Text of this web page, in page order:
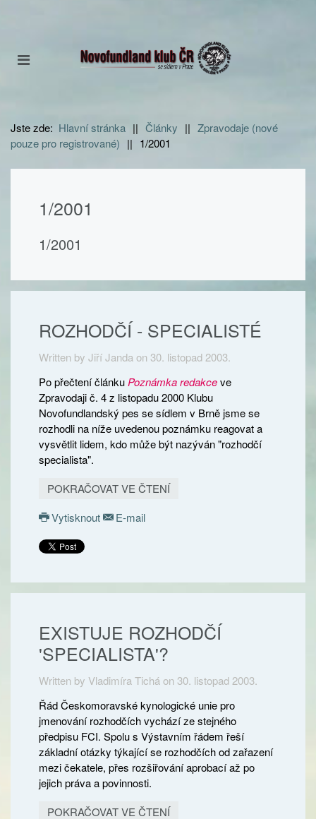
Jste zde: Hlavní stránka || Články || Zpravodaje (nové
pouze pro registrované) || 1/2001
1/2001
1/2001
ROZHODČÍ - SPECIALISTÉ
Written by Jiří Janda on 30. listopad 2003.
Po přečtení článku Poznámka redakceve
Zpravodaji č. 4 z listopadu 2000 Klubu
Novofundlandský pes se sídlem v Brně jsme se
rozhodli na níže uvedenou poznámku reagovat a
vysvětlit lidem, kdo může být nazýván "rozhodčí
specialista".
POKRAČOVAT VE ČTENÍ
Vytisknout
E-mail
EXISTUJE ROZHODČÍ
'SPECIALISTA'?
Written by Vladimíra Tichá on 30. listopad 2003.
Řád Českomoravské kynologické unie pro
jmenování rozhodčích vychází ze stejného
předpisu FCI. Spolu s Výstavním řádem řeší
základní otázky týkající se rozhodčích od zařazení
mezi čekatele, přes rozšiřování aprobací až po
jejich práva a povinnosti.
POKRAČOVAT VE ČTENÍ